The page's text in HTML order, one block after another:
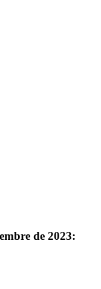
de 2023: